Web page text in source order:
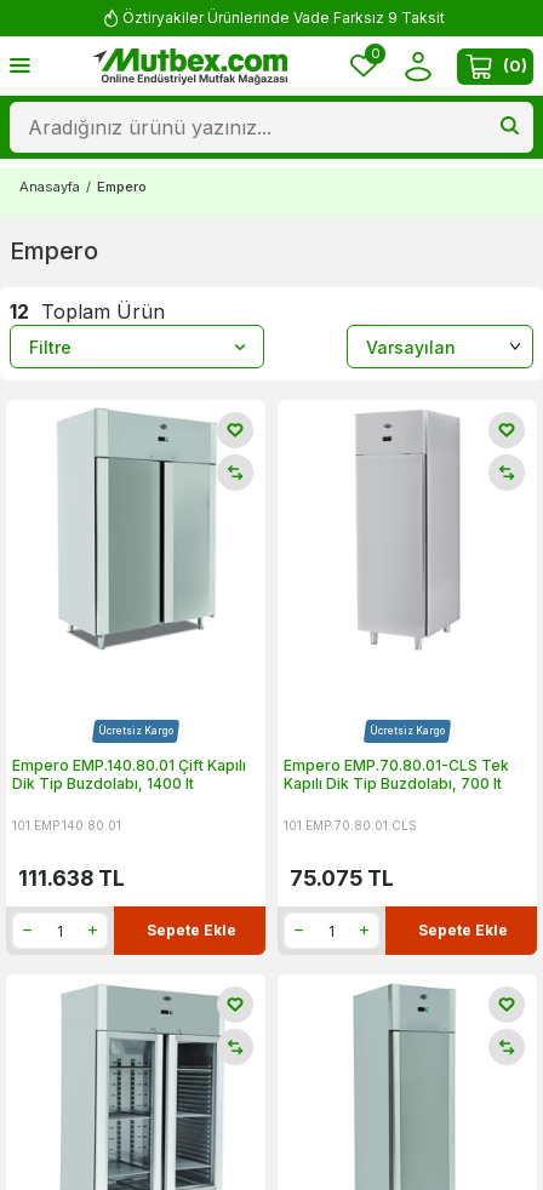
Öztiryakiler Ürünlerinde Vade Farksız 9 Taksit
0
(0)
Anasayfa / Empero
Empero
12 Toplam Ürün
Filtre
Ücretsiz Kargo
Empero EMP.140.80.01 Çift Kapılı
Dik Tip Buzdolabı, 1400 lt
101.EMP.140.80.01
111.638 TL
Sepete Ekle
Ücretsiz Kargo
Empero EMP.70.80.01-CLS Tek
Kapılı Dik Tip Buzdolabı, 700 lt
101.EMP.70.80.01.CLS
75.075 TL
Sepete Ekle